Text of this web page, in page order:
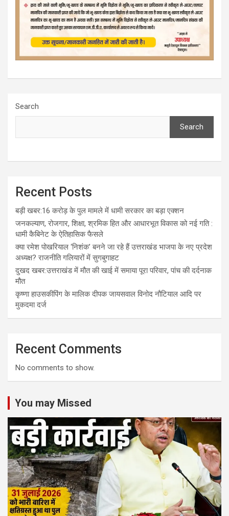
Search
Search
Recent Posts
बड़ी खबर:16 करोड़ के पुल मामले में धामी सरकार का बड़ा एक्शन
जनकल्याण, रोजगार, शिक्षा, श्रमिक हित और आधारभूत विकास को नई गति :
धामी कैबिनेट के ऐतिहासिक फैसले
क्या रमेश पोखरियाल ‘निशंक’ बनने जा रहे हैं उत्तराखंड भाजपा के नए प्रदेश
अध्यक्ष? राजनीति गलियारों में सुगबुगाहट
दुखद खबर:उत्तराखंड में मौत की खाई में समाया पूरा परिवार, पांच की दर्दनाक
मौत
कृष्णा हाउसकीपिंग के मालिक दीपक जायसवाल विनोद नौटियाल आदि पर
मुकदमा दर्ज
Recent Comments
No comments to show.
You may Missed